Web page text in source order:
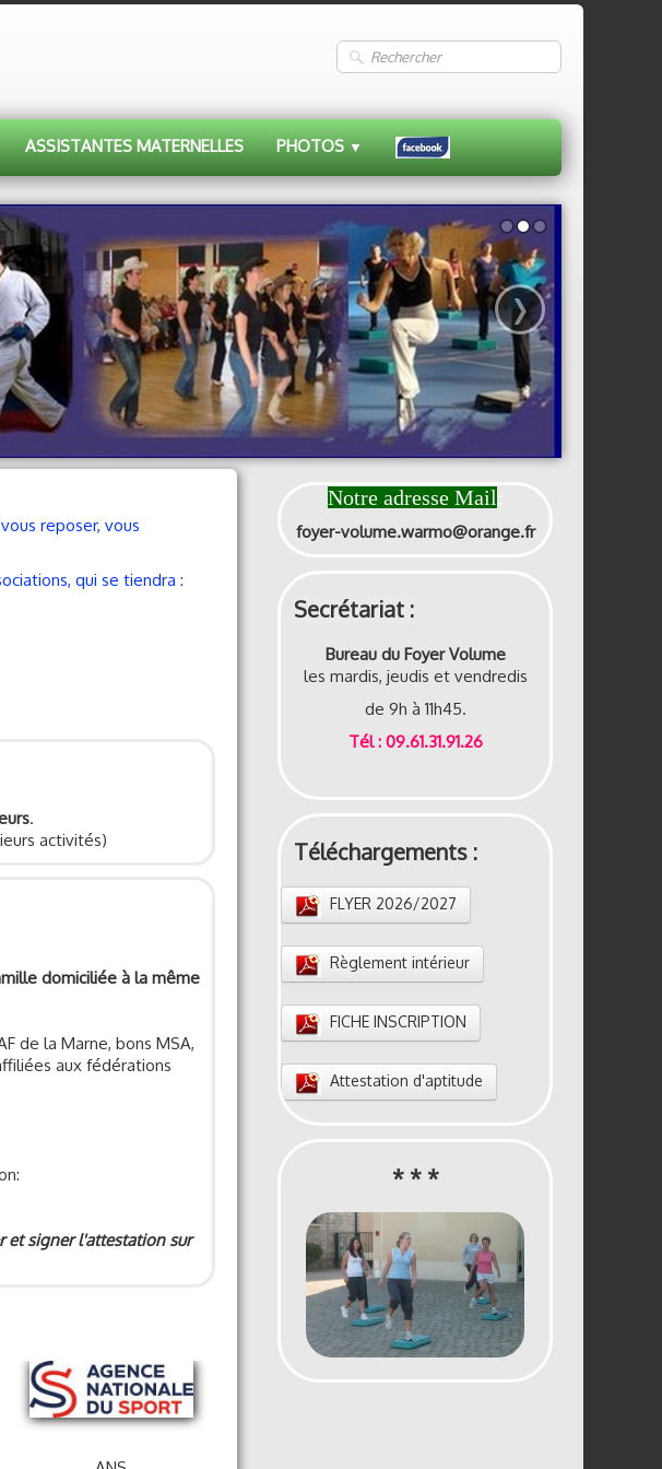
ASSISTANTES MATERNELLES PHOTOS▼
›
reposer, vous
qui se tiendra :
.
activités)
domiciliée à la même
de la Marne, bons MSA,
aux fédérations
et signer l'attestation sur
Notre adresse Mail
foyer-volume.warmo@orange.fr
Secrétariat :
Bureau du Foyer Volume
les mardis, jeudis et vendredis
de 9h à 11h45.
Tél : 09.61.31.91.26
Téléchargements :
FLYER 2026/2027
Règlement intérieur
FICHE INSCRIPTION
Attestation d'aptitude
* * *